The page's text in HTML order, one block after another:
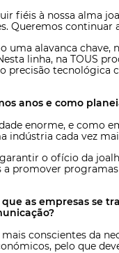
fiéis à nossa alma
Queremos
uma alavanca
linha, na TOUS
precisão
anos e como
enorme, e como
indústria cada vez
o ofício da
promover
as empresas se
conscientes da
pelo que